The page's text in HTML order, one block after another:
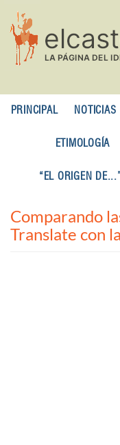
contenido
principal
PRINCIPAL NOTICIAS
ETIMOLOGÍA
“EL ORIGEN DE...”
Comparando
Translate con